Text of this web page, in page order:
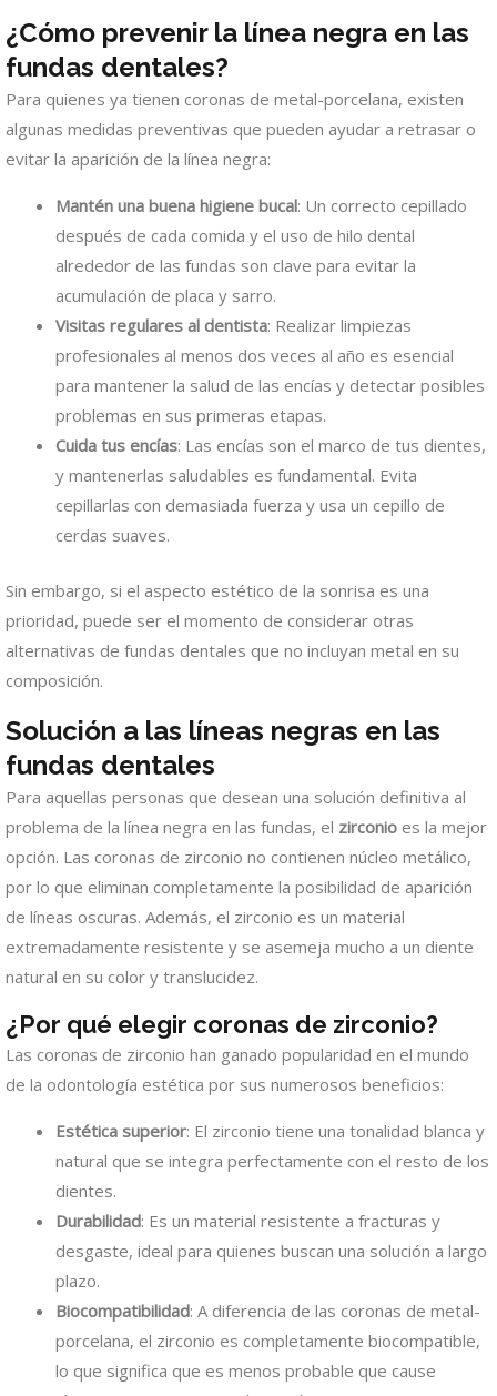
¿Cómo prevenir la línea negra en las
fundas dentales?
Para quienes ya tienen coronas de metal-porcelana, existen
algunas medidas preventivas que pueden ayudar a retrasar o
evitar la aparición de la línea negra:
Mantén una buena higiene bucal: Un correcto cepillado
después de cada comida y el uso de hilo dental
alrededor de las fundas son clave para evitar la
acumulación de placa y sarro.
Visitas regulares al dentista: Realizar limpiezas
profesionales al menos dos veces al año es esencial
para mantener la salud de las encías y detectar posibles
problemas en sus primeras etapas.
Cuida tus encías: Las encías son el marco de tus dientes,
y mantenerlas saludables es fundamental. Evita
cepillarlas con demasiada fuerza y usa un cepillo de
cerdas suaves.
Sin embargo, si el aspecto estético de la sonrisa es una
prioridad, puede ser el momento de considerar otras
alternativas de fundas dentales que no incluyan metal en su
composición.
Solución a las líneas negras en las
fundas dentales
Para aquellas personas que desean una solución definitiva al
problema de la línea negra en las fundas, el zirconio es la mejor
opción. Las coronas de zirconio no contienen núcleo metálico,
por lo que eliminan completamente la posibilidad de aparición
de líneas oscuras. Además, el zirconio es un material
extremadamente resistente y se asemeja mucho a un diente
natural en su color y translucidez.
¿Por qué elegir coronas de zirconio?
Las coronas de zirconio han ganado popularidad en el mundo
de la odontología estética por sus numerosos beneficios:
Estética superior: El zirconio tiene una tonalidad blanca y
natural que se integra perfectamente con el resto de los
dientes.
Durabilidad: Es un material resistente a fracturas y
desgaste, ideal para quienes buscan una solución a largo
plazo.
Biocompatibilidad: A diferencia de las coronas de metal-
porcelana, el zirconio es completamente biocompatible,
lo que significa que es menos probable que cause